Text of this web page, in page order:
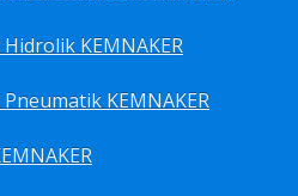
KEMNAKER
KEMNAKER